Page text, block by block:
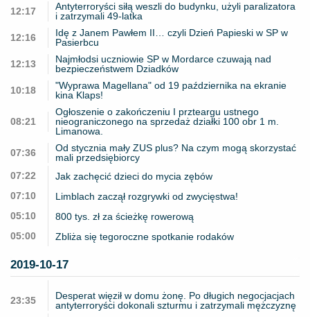
12:17
Antyterroryści siłą weszli do budynku, użyli paralizatora
i zatrzymali 49-latka
12:16
Idę z Janem Pawłem II… czyli Dzień Papieski w SP w
Pasierbcu
12:13
Najmłodsi uczniowie SP w Mordarce czuwają nad
bezpieczeństwem Dziadków
10:18
"Wyprawa Magellana" od 19 października na ekranie
kina Klaps!
08:21
Ogłoszenie o zakończeniu I przteargu ustnego
nieograniczonego na sprzedaż działki 100 obr 1 m.
Limanowa.
07:36
Od stycznia mały ZUS plus? Na czym mogą skorzystać
mali przedsiębiorcy
07:22
Jak zachęcić dzieci do mycia zębów
07:10
Limblach zaczął rozgrywki od zwycięstwa!
05:10
800 tys. zł za ścieżkę rowerową
05:00
Zbliża się tegoroczne spotkanie rodaków
2019-10-17
23:35
Desperat więził w domu żonę. Po długich negocjacjach
antyterroryści dokonali szturmu i zatrzymali mężczyznę